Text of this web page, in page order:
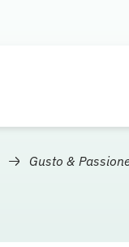
Gusto &